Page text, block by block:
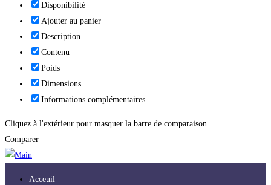
Disponibilité
Ajouter au panier
Description
Contenu
Poids
Dimensions
Informations complémentaires
Cliquez à l'extérieur pour masquer la barre de comparaison
Comparer
Acceuil